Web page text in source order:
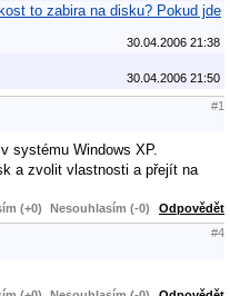
to zabira na disku? Pokud jde
30.04.2006 21:38
30.04.2006 21:50
#1
systému Windows XP.
a zvolit vlastnosti a přejít na
(+0) Nesouhlasím (-0) Odpovědět
#4